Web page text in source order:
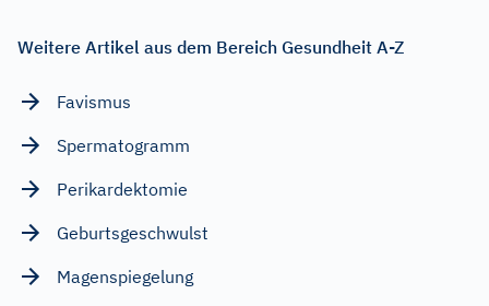
Weitere Artikel aus dem Bereich Gesundheit A-Z
Favismus
Spermatogramm
Perikardektomie
Geburtsgeschwulst
Magenspiegelung